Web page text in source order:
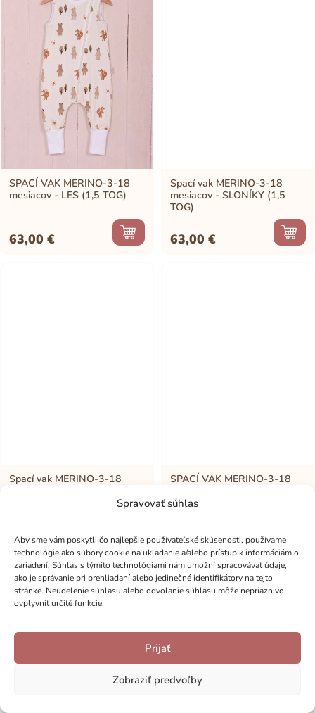
Spravovať súhlas
Aby sme vám poskytli čo najlepšie používateľské skúsenosti, používame
technológie ako súbory cookie na ukladanie a/alebo prístup k informáciám o
zariadení. Súhlas s týmito technológiami nám umožní spracovávať údaje,
ako je správanie pri prehliadaní alebo jedinečné identifikátory na tejto
stránke. Neudelenie súhlasu alebo odvolanie súhlasu môže nepriaznivo
ovplyvniť určité funkcie.
Prijať
Zobraziť predvoľby
SPACÍ VAK MERINO-3-18
mesiacov - LES (1,5 TOG)
63,00€
Spací vak MERINO-3-18
mesiacov - SLONÍKY (1,5
TOG)
63,00€
Spací vak MERINO-3-18
63,00€
SPACÍ VAK MERINO-3-18
AFRIKA(1,5 TOG)
63,00€